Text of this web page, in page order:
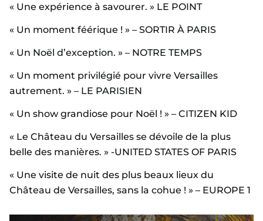
« Une expérience à savourer. » LE POINT
« Un moment féérique ! » – SORTIR À PARIS
« Un Noël d’exception. » – NOTRE TEMPS
« Un moment privilégié pour vivre Versailles
autrement. » – LE PARISIEN
« Un show grandiose pour Noël ! » – CITIZEN KID
« Le Château du Versailles se dévoile de la plus
belle des manières. » -UNITED STATES OF PARIS
« Une visite de nuit des plus beaux lieux du
Château de Versailles, sans la cohue ! » – EUROPE 1